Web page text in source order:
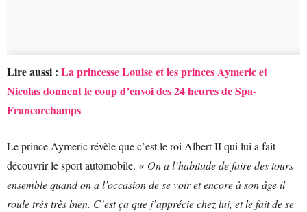
Lire aussi : La princesse Louise et les princes Aymeric et
Nicolas donnent le coup d’envoi des 24 heures de Spa-
Francorchamps
Le prince Aymeric révèle que c’est le roi Albert II qui lui a fait
découvrir le sport automobile. « On a l’habitude de faire des tours
ensemble quand on a l’occasion de se voir et encore à son âge il
roule très très bien. C’est ça que j’apprécie chez lui, et le fait de se